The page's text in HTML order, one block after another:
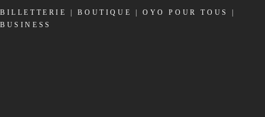
BILLETTERIE |BOUTIQUE |OYO POUR TOUS
BUSINESS